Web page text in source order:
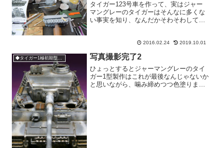
タイガー123号車を作って、実はジャー
マングレーのタイガーはそんなに多くな
い事実を知り、なんだかそわそわしてお
はあるのか？と不安になって調べました
ところ。。。502重戦...
2016.02.24 2019.10.01
◆タイガー1極初期型211号車 写真撮影完了2
ひょっとするとジャーマングレーのタイ
ガー1型製作はこれが最後なんじゃないか
と思いながら、噛み締めつつ色塗りまし